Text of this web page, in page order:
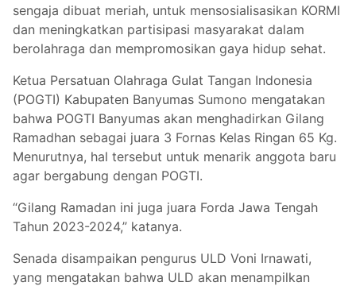
sengaja dibuat meriah, untuk mensosialisasikan KORMI
dan meningkatkan partisipasi masyarakat dalam
berolahraga dan mempromosikan gaya hidup sehat.
Ketua Persatuan Olahraga Gulat Tangan Indonesia
(POGTI) Kabupaten Banyumas Sumono mengatakan
bahwa POGTI Banyumas akan menghadirkan Gilang
Ramadhan sebagai juara 3 Fornas Kelas Ringan 65 Kg.
Menurutnya, hal tersebut untuk menarik anggota baru
agar bergabung dengan POGTI.
“Gilang Ramadan ini juga juara Forda Jawa Tengah
Tahun 2023-2024,” katanya.
Senada disampaikan pengurus ULD Voni Irnawati,
yang mengatakan bahwa ULD akan menampilkan